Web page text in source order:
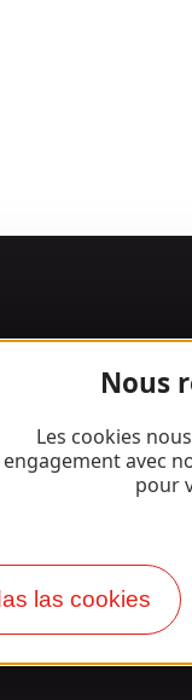
Nous
Les cookies
engagement avec
pour
las cookies
Facebook